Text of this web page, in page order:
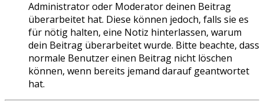
Administrator oder Moderator deinen Beitrag
überarbeitet hat. Diese können jedoch, falls sie es
für nötig halten, eine Notiz hinterlassen, warum
dein Beitrag überarbeitet wurde. Bitte beachte, dass
normale Benutzer einen Beitrag nicht löschen
können, wenn bereits jemand darauf geantwortet
hat.